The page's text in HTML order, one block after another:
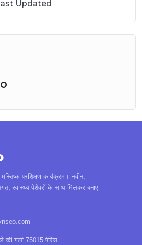
Updated
प्रशिक्षण कार्यक्रम। नवीन,
स्वास्थ्य पेशेवरों के साथ मिलकर बनाए
की गली 75015 पेरिस